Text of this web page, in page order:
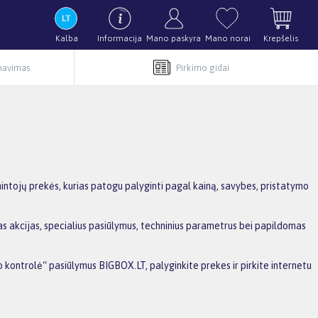
Kalba Informacija Mano paskyra Mano norai Krepšelis
Pirkimo gidai
prekės, kurias patogu palyginti pagal kainą, savybes, pristatymo
specialius pasiūlymus, techninius parametrus bei papildomas
pasiūlymus BIGBOX.LT, palyginkite prekes ir pirkite internetu